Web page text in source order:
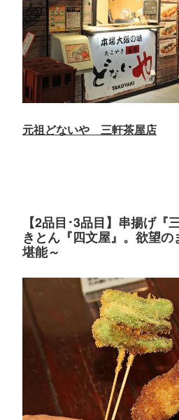
元祖どないや 三軒茶屋店
【2品目･3品目】串揚げ『
きとん『四文屋』。欲望
堪能～